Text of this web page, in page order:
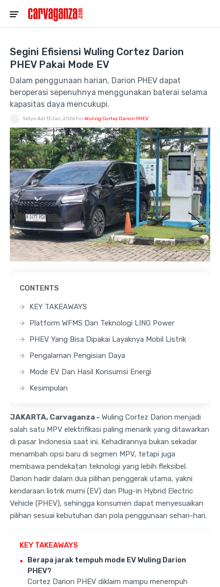
Segini Efisiensi Wuling Cortez Darion
PHEV Pakai Mode EV
Dalam penggunaan harian, Darion PHEV dapat
beroperasi sepenuhnya menggunakan baterai selama
kapasitas daya mencukupi.
Setyo Adi 13 Jan, 2026 ForWuling Cortez Darion PHEV
CONTENTS
KEY TAKEAWAYS
Platform WFMS Dan Teknologi LING Power
PHEV Yang Bisa Dipakai Layaknya Mobil Listrik
Pengalaman Pengisian Daya
Mode EV Dan Hasil Konsumsi Energi
Kesimpulan
JAKARTA, Carvaganza - Wuling Cortez Darion menjadi
salah satu MPV elektrifikasi paling menarik yang ditawarkan
di pasar Indonesia saat ini. Kehadirannya bukan sekadar
menambah opsi baru di segmen MPV, tetapi juga
membawa pendekatan teknologi yang lebih fleksibel.
Darion hadir dalam dua pilihan penggerak utama, yakni
kendaraan listrik murni (EV) dan Plug-in Hybrid Electric
Vehicle (PHEV), sehingga konsumen dapat menyesuaikan
pilihan sesuai kebutuhan dan pola penggunaan sehari-hari.
KEY TAKEAWAYS
Berapa jarak tempuh mode EV Wuling Darion
PHEV?
Cortez Darion PHEV diklaim mampu menempuh